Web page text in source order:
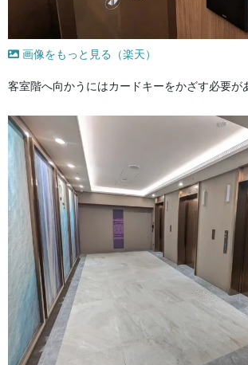
画像をもっと見る（楽天）
客室階へ向かうにはカードキーをかざす必要が